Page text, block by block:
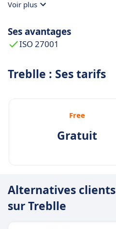
Voir plus
Ses avantages
ISO 27001
Treblle : Ses tarifs
Free
Gratuit
Alternatives clients
sur Treblle